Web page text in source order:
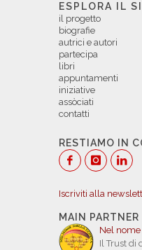
ESPLORA IL
il progetto
biografie
autrici e autori
partecipa
libri
appuntamenti
iniziative
assòciati
contatti
RESTIAMO IN
Iscriviti alla
MAIN PARTNER
Nel
Il Trust di